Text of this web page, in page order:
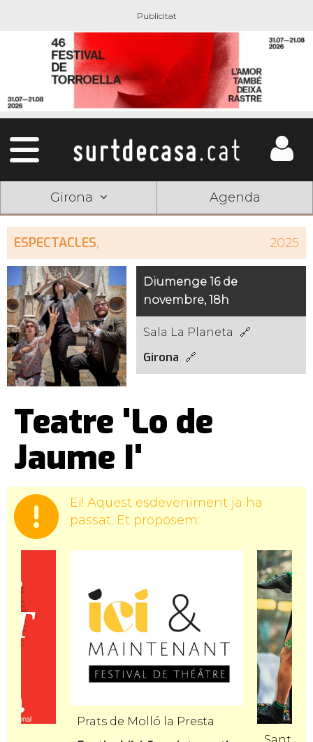
Girona Agenda
ESPECTACLES, 2025
Diumenge 16 de
novembre, 18h
Sala La Planeta
Girona
Teatre 'Lo de
Jaume I'
Ei! Aquest esdeveniment ja ha
passat. Et proposem:
Prats de Molló la Presta
Sant